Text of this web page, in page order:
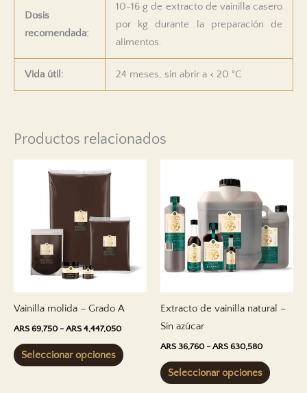
Dosis
recomendada:
10-16 g de extracto de vainilla casero
por kg durante la preparación de
alimentos.
Vida útil: 24 meses, sin abrir a < 20 °C
Productos relacionados
Vainilla molida – Grado A
ARS 69,750 - ARS 4,447,050Gama
precios:
ARS 69,750
ARS 4,447,050
Seleccionar opciones
producto
Extracto de vainilla natural –
Sin azúcar
ARS 36,760 - ARS 630,580Gama
precios:
ARS 36,760
Seleccionar opciones